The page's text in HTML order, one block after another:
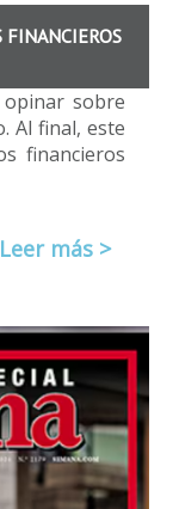
FINANCIEROS
sobre
Al final, este
financieros
Leer más >